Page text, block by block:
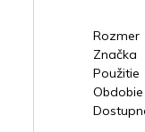
Rozmer
Značka
Použitie
Obdobie